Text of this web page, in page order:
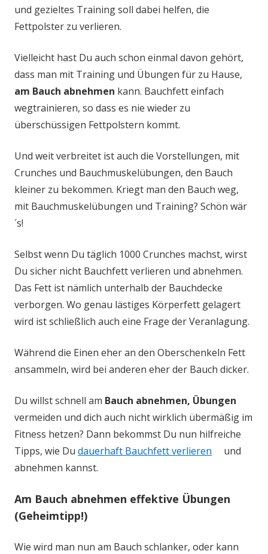
und gezieltes Training soll dabei helfen, die
Fettpolster zu verlieren.
Vielleicht hast Du auch schon einmal davon gehört,
dass man mit Training und Übungen für zu Hause,
am Bauch abnehmen kann. Bauchfett einfach
wegtrainieren, so dass es nie wieder zu
überschüssigen Fettpolstern kommt.
Und weit verbreitet ist auch die Vorstellungen, mit
Crunches und Bauchmuskelübungen, den Bauch
kleiner zu bekommen. Kriegt man den Bauch weg,
mit Bauchmuskelübungen und Training? Schön wär
´s!
Selbst wenn Du täglich 1000 Crunches machst, wirst
Du sicher nicht Bauchfett verlieren und abnehmen.
Das Fett ist nämlich unterhalb der Bauchdecke
verborgen. Wo genau lästiges Körperfett gelagert
wird ist schließlich auch eine Frage der Veranlagung.
Während die Einen eher an den Oberschenkeln Fett
ansammeln, wird bei anderen eher der Bauch dicker.
Du willst schnell am Bauch abnehmen, Übungen
vermeiden und dich auch nicht wirklich übermäßig im
Fitness hetzen? Dann bekommst Du nun hilfreiche
Tipps, wie Du dauerhaft Bauchfett verlieren
und
abnehmen kannst.
Am Bauch abnehmen effektive Übungen
(Geheimtipp!)
Wie wird man nun am Bauch schlanker, oder kann